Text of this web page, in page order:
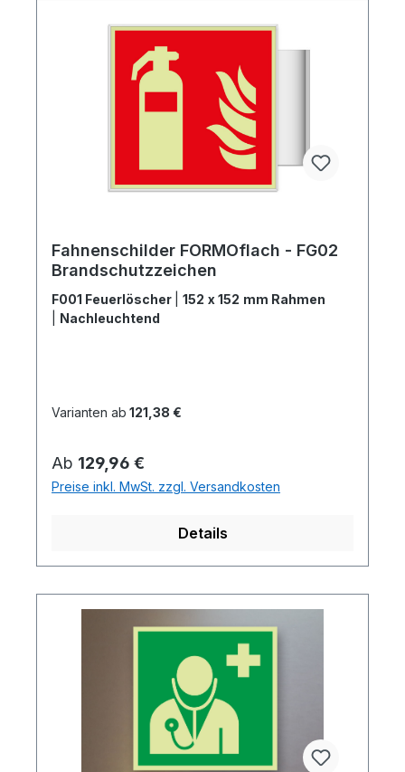
Fahnenschilder FORMOflach - FG02
Brandschutzzeichen
F001 Feuerlöscher
152 x 152 mm Rahmen
Nachleuchtend
Varianten ab 121,38 €
Regulärer Preis:
Ab 129,96 €
Preise inkl. MwSt. zzgl. Versandkosten
Details